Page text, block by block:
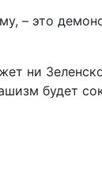
– это
ни
будет